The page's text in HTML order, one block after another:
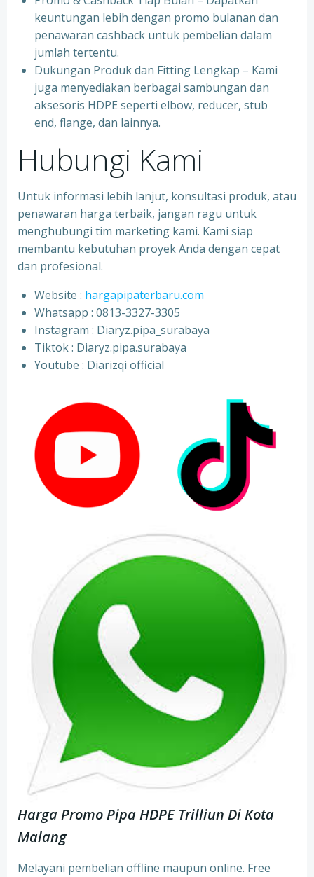
keuntungan lebih dengan promo bulanan dan
penawaran cashback untuk pembelian dalam
jumlah tertentu.
Dukungan Produk dan Fitting Lengkap – Kami
juga menyediakan berbagai sambungan dan
aksesoris HDPE seperti elbow, reducer, stub
end, flange, dan lainnya.
Hubungi Kami
Untuk informasi lebih lanjut, konsultasi produk, atau
penawaran harga terbaik, jangan ragu untuk
menghubungi tim marketing kami. Kami siap
membantu kebutuhan proyek Anda dengan cepat
dan profesional.
Website : hargapipaterbaru.com
Whatsapp : 0813-3327-3305
⁠Instagram : Diaryz.pipa_surabaya
⁠Tiktok : Diaryz.pipa.surabaya
⁠Youtube : Diarizqi official
Harga Promo Pipa HDPE Trilliun Di Kota
Malang
Melayani pembelian offline maupun online. Free